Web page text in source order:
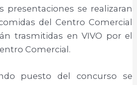
presentaciones se realizaran
del Centro Comercial
trasmitidas en VIVO por el
Comercial.
puesto del concurso se